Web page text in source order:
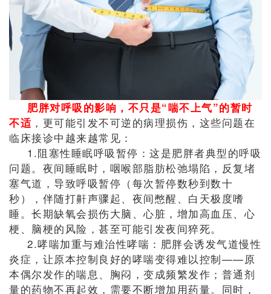
肥胖对呼吸的影响，不只是“喘不上气”的暂时
不适 ，更可能引发不可逆的病理损伤，这些问题在
临床接诊中越来越常见：
1.阻塞性睡眠呼吸暂停：这是肥胖者典型的呼吸
问题。夜间睡眠时，咽喉部脂肪松弛塌陷，反复堵
塞气道，导致呼吸暂停（每次暂停数秒到数十
秒），伴随打鼾声骤起、夜间憋醒、白天极度嗜
睡。长期缺氧会损伤大脑、心脏，增加高血压、心
梗、脑梗的风险，甚至可能引发夜间猝死。
2.哮喘加重与难治性哮喘：肥胖会诱发气道慢性
炎症，让原本控制良好的哮喘变得难以控制——原
本偶尔发作的喘息、胸闷，变成频繁发作；普通剂
量的药物不再起效，需要不断增加用药量。同时，